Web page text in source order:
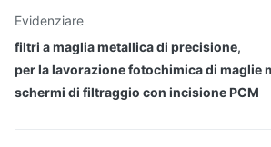
Evidenziare
filtri a maglia metallica di precisione,
per la lavorazione fotochimica di maglie
schermi di filtraggio con incisione PCM